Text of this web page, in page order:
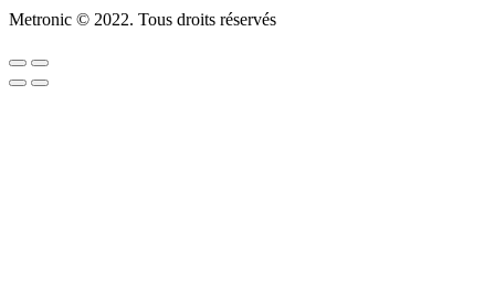
Metronic © 2022. Tous droits réservés